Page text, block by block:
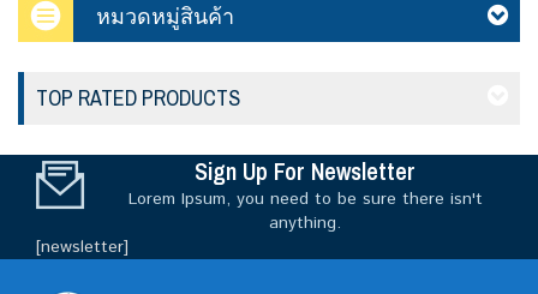
หมวดหมู่สินค้า
TOP RATED PRODUCTS
Sign Up For Newsletter
Lorem Ipsum, you need to be sure there isn't
anything.
[newsletter]